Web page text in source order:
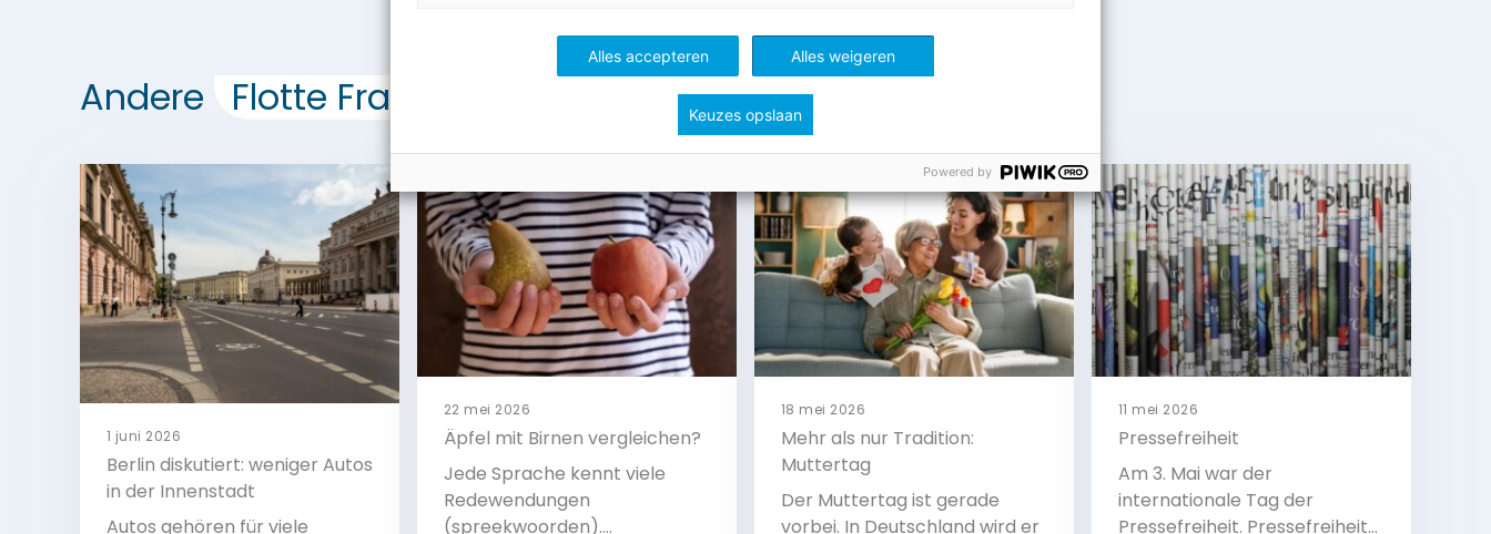
Andere Flotte Frage
1 juni 2026
Berlin diskutiert: weniger Autos
in der Innenstadt
Autos gehören für viele
22 mei 2026
Äpfel mit Birnen vergleichen?
Jede Sprache kennt viele
Redewendungen
(spreekwoorden).
18 mei 2026
Mehr als nur Tradition:
Muttertag
Der Muttertag ist gerade
vorbei. In Deutschland wird er
11 mei 2026
Pressefreiheit
Am 3. Mai war der
internationale Tag der
Pressefreiheit. Pressefreiheit
Alles accepteren Alles weigeren
Keuzes opslaan
Powered by